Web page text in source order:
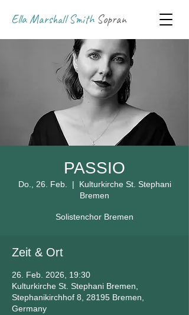
Ella Marshall Smith Sopran
PASSIO
Do., 26. Feb.
  |
Kulturkirche St. Stephani
Bremen
Solistenchor Bremen
Zeit & Ort
26. Feb. 2026, 19:30
Kulturkirche St. Stephani Bremen,
Stephanikirchhof 8, 28195 Bremen,
Germany